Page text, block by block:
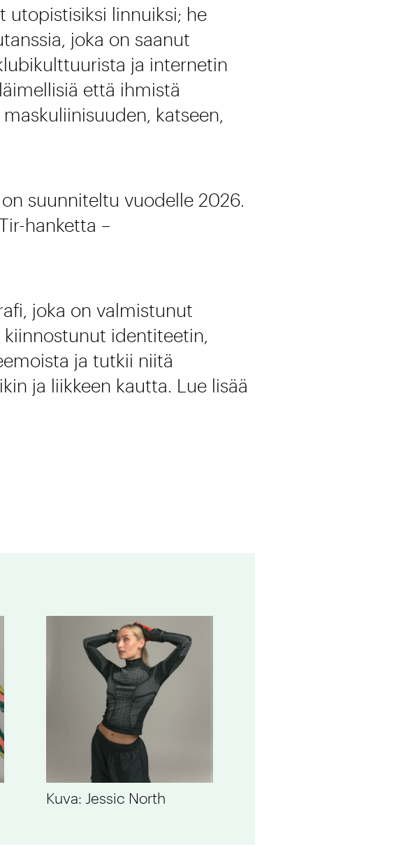
utopistisiksi linnuiksi; he
joka on saanut
ja internetin
että ihmistä
katseen,
suunniteltu vuodelle 2026.
hanketta –
joka on valmistunut
identiteetin,
ja tutkii niitä
ja liikkeen kautta. Lue lisää
Kuva: Jessic North